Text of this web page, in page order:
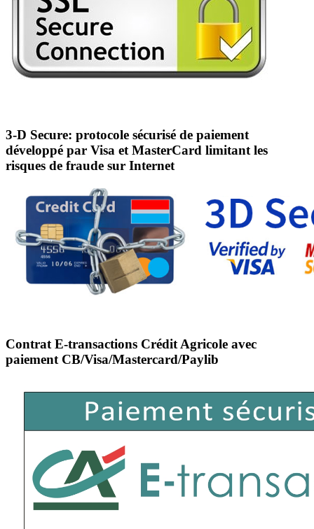
3-D Secure: protocole sécurisé de paiement
développé par Visa et MasterCard limitant les
risques de fraude sur Internet
Contrat E-transactions Crédit Agricole avec
paiement CB/Visa/Mastercard/Paylib